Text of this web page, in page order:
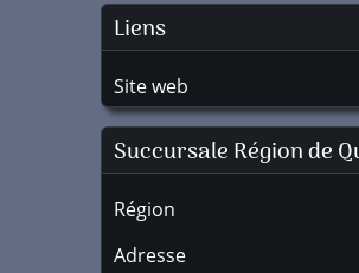
Liens
Site web
SuccursaleRégion de
Région
Adresse